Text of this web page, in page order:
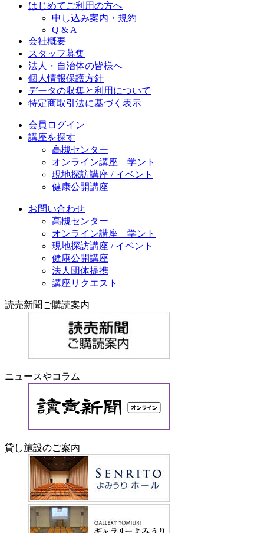
はじめてご利用の方へ
申し込み案内・規約
Q & A
会社概要
スタッフ募集
法人・自治体の皆様へ
個人情報保護方針
データの収集と利用について
特定商取引法に基づく表示
会員ログイン
講座を探す
高槻センター
オンライン講座 学ント
現地探訪講座 / イベント
健康公開講座
お問い合わせ
高槻センター
オンライン講座 学ント
現地探訪講座 / イベント
健康公開講座
法人団体提携
講座リクエスト
読売新聞ご購読案内
ニュースやコラム
貸し施設のご案内